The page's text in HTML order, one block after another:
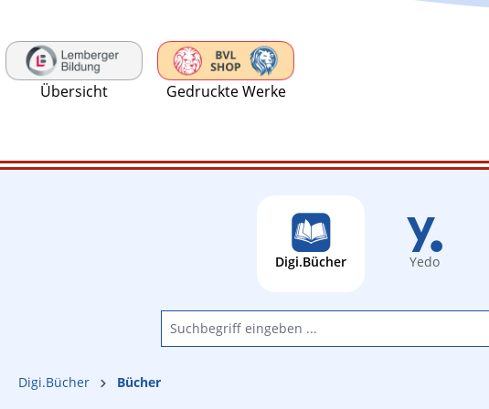
Übersicht Gedruckte Werke
Digi.Bücher Yedo
Digi.Bücher Bücher